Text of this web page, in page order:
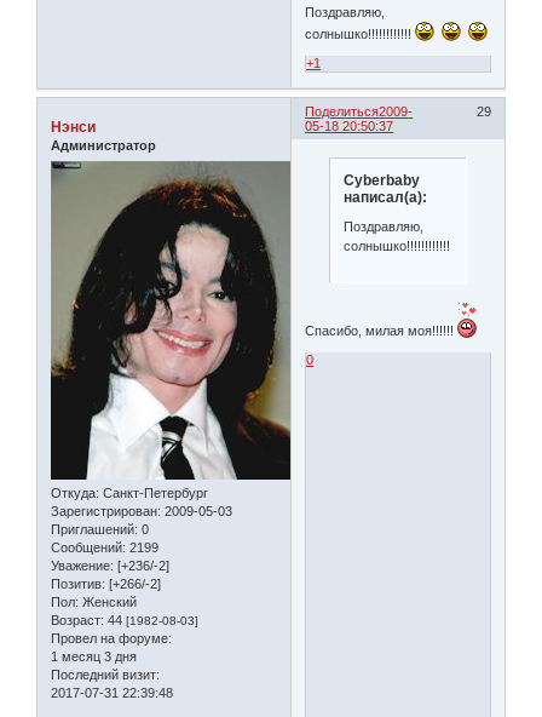
Поздравляю,
солнышко!!!!!!!!!!!!
+1
Поделиться 29
2009-
05-18 20:50:37
Нэнси
Администратор
Откуда: Санкт-Петербург
Зарегистрирован: 2009-05-03
Приглашений: 0
Сообщений: 2199
Уважение: [+236/-2]
Позитив: [+266/-2]
Пол: Женский
Возраст: 44 [1982-08-03]
Провел на форуме:
1 месяц 3 дня
Последний визит:
2017-07-31 22:39:48
Cyberbaby
написал(а):
Поздравляю,
солнышко!!!!!!!!!!!!
Спасибо, милая моя!!!!!!
0